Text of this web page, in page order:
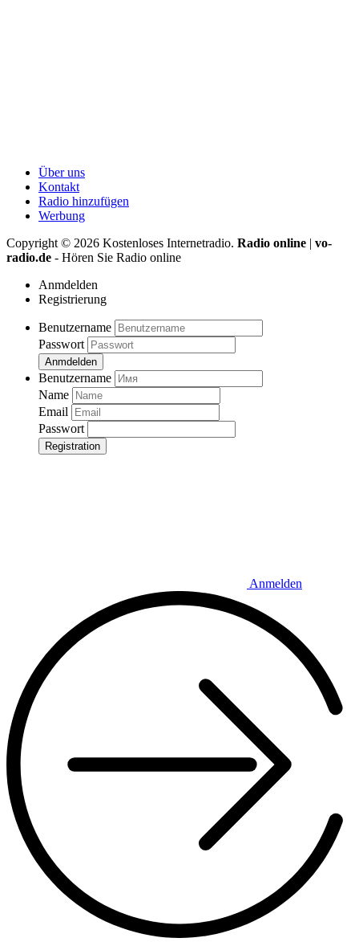
Über uns
Kontakt
Radio hinzufügen
Werbung
Copyright © 2026 Kostenloses Internetradio. Radio online | vo-
radio.de - Hören Sie Radio online
Anmdelden
Registrierung
Benutzername
Passwort
Anmdelden
Benutzername
Name
Email
Passwort
Registration
Anmelden